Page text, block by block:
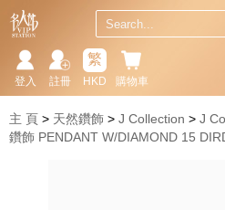
購物車
繁
HKD
註冊
登入
主 頁 天然鑽飾 J Collection
J
鑽飾 PENDANT W/DIAMOND 15